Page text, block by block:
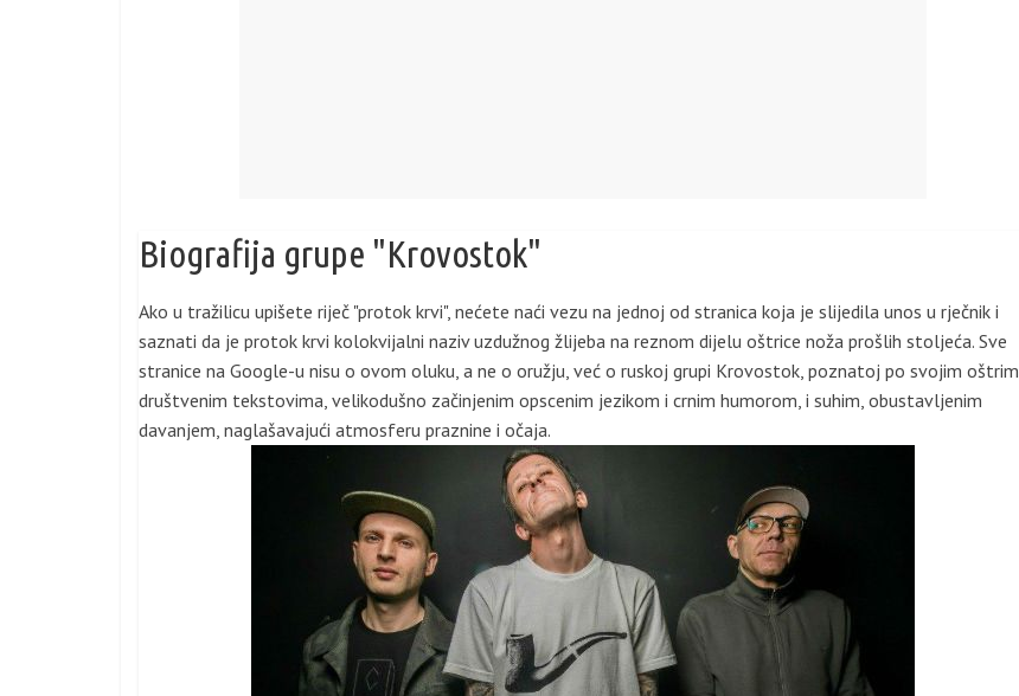
Biografija grupe "Krovostok"
Ako u tražilicu upišete riječ "protok krvi", nećete naći vezu na jednoj od stranica koja je slijedila unos u rječnik i
saznati da je protok krvi kolokvijalni naziv uzdužnog žlijeba na reznom dijelu oštrice noža prošlih stoljeća. Sve
stranice na Google-u nisu o ovom oluku, a ne o oružju, već o ruskoj grupi Krovostok, poznatoj po svojim oštrim
društvenim tekstovima, velikodušno začinjenim opscenim jezikom i crnim humorom, i suhim, obustavljenim
davanjem, naglašavajući atmosferu praznine i očaja.